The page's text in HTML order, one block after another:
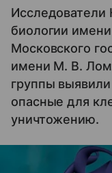
биологии
Московского
имени М. В.
группы
опасные для
уничтожению.